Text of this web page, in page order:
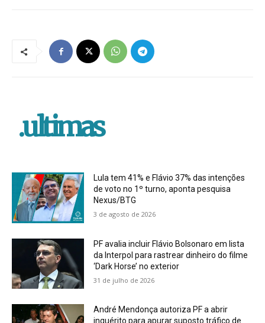
.ultimas
Lula tem 41% e Flávio 37% das intenções
de voto no 1º turno, aponta pesquisa
Nexus/BTG
3 de agosto de 2026
PF avalia incluir Flávio Bolsonaro em lista
da Interpol para rastrear dinheiro do filme
‘Dark Horse’ no exterior
31 de julho de 2026
André Mendonça autoriza PF a abrir
inquérito para apurar suposto tráfico de